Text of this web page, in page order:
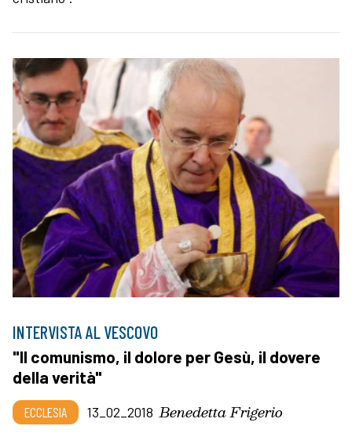
INTERVISTA AL VESCOVO
"Il comunismo, il dolore per Gesù, il dovere
della verità"
ECCLESIA 13_02_2018 Benedetta Frigerio